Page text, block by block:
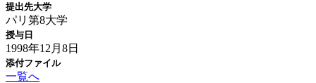
提出先大学
パリ第8大学
授与日
1998年12月8日
添付ファイル
一覧へ